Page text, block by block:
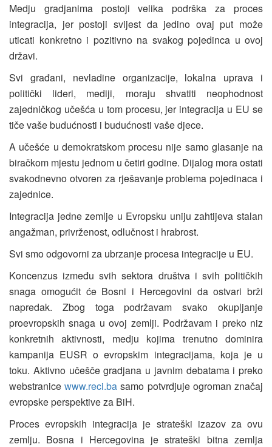
Medju gradjanima postoji velika podrška za proces
integracija, jer postoji svijest da jedino ovaj put može
uticati konkretno i pozitivno na svakog pojedinca u ovoj
državi.
Svi građani, nevladine organizacije, lokalna uprava i
politički lideri, mediji, moraju shvatiti
neophodnost
zajedničkog učešća u tom procesu, jer integracija u EU se
tiče vaše budućnosti i budućnosti vaše djece.
A učešće u demokratskom procesu nije samo glasanje na
biračkom mjestu jednom u četiri godine. Dijalog mora ostati
svakodnevno otvoren za rješavanje problema pojedinaca i
zajednice.
Integracija jedne zemlje u Evropsku uniju zahtijeva stalan
angažman, privrženost, odlučnost i hrabrost.
Svi smo odgovorni za ubrzanje procesa integracije u EU.
Koncenzus između svih sektora društva i svih političkih
snaga omogućit će Bosni i Hercegovini da ostvari brži
napredak. Zbog toga podržavam svako okupljanje
proevropskih snaga u ovoj zemlji. Podržavam i preko niz
konkretnih aktivnosti, medju kojima trenutno dominira
kampanija EUSR o evropskim integracijama, koja je u
toku. Aktivno učešče gradjana u javnim debatama i preko
webstranicewww.reci.ba samo potvrdjuje ogroman značaj
evropske perspektive za BiH.
Proces evropskih integracija je strateški izazov za ovu
zemlju. Bosna i Hercegovina je strateški bitna zemlja